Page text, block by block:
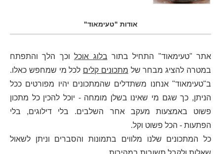
אודות "טעימאוד"
אתר "טעימאוד" התחיל בתור בלוג אוכלוכך הלך והתפתח
במטרה להציג מבחר של מתכונים קלים לכל מי שמחפש כאלו.
ב"טעימאוד" אנחנו משתדלים שהמתכונים יהיו מפורטים ככל
הניתן, כך שגם מי שאינו בשלן מומחה - יוכל להכין כל מתכון
פשוט באמצעות מעקב אחר השלבים. בלי דילוגים, בלי
הפתעות - הכל פשוט וקל.
כל המתכונים שלנו מלווים בתמונות והסברים וניתן לשאול